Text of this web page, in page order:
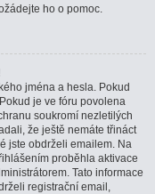
ho o pomoc.
jména a hesla. Pokud
je ve fóru povolena
soukromí nezletilých
že ještě nemáte třináct
jste obdrželi emailem. Na
proběhla aktivace
Tato informace
registrační email,